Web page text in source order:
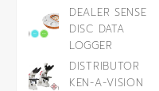
DEALER SENSE
DISC DATA
LOGGER
DISTRIBUTOR
KEN-A-VISION